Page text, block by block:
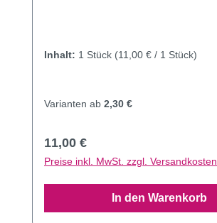
Inhalt: 1 Stück (11,00 € / 1 Stück)
Varianten ab 2,30 €
Regulärer Preis:
11,00 €
Preise inkl. MwSt. zzgl. Versandkosten
In den Warenkorb